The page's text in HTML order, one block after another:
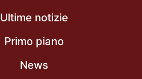
Ultime notizie
Primo piano
News